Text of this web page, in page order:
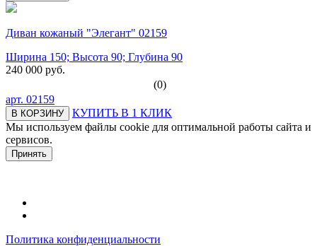
Диван кожаный "Элегант" 02159
Ширина 150; Высота 90; Глубина 90
240 000 руб.
(0)
арт. 02159
В КОРЗИНУ
КУПИТЬ В 1 КЛИК
Мы используем файлы cookie для оптимальной работы сайта и
сервисов.
Принять
Политика конфиденциальности